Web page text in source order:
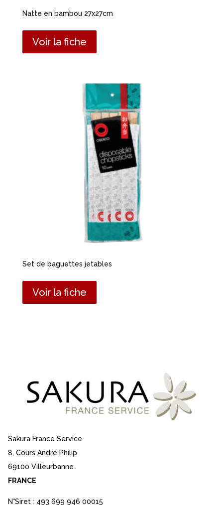
Natte en bambou 27x27cm
Voir la fiche
Set de baguettes jetables
Voir la fiche
Sakura France Service
8, Cours André Philip
69100 Villeurbanne
FRANCE
N°Siret : 493 699 946 00015